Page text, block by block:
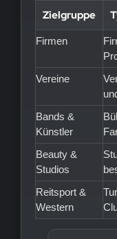
Zielgruppe
Firmen
Vereine
Bands &
Künstler
Beauty &
Studios
Reitsport &
Western